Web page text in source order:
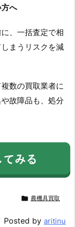
へ
、一括査定で相
まうリスクを減
数の買取業者に
故障品も、処分
 農機具買取
Posted by aritinu